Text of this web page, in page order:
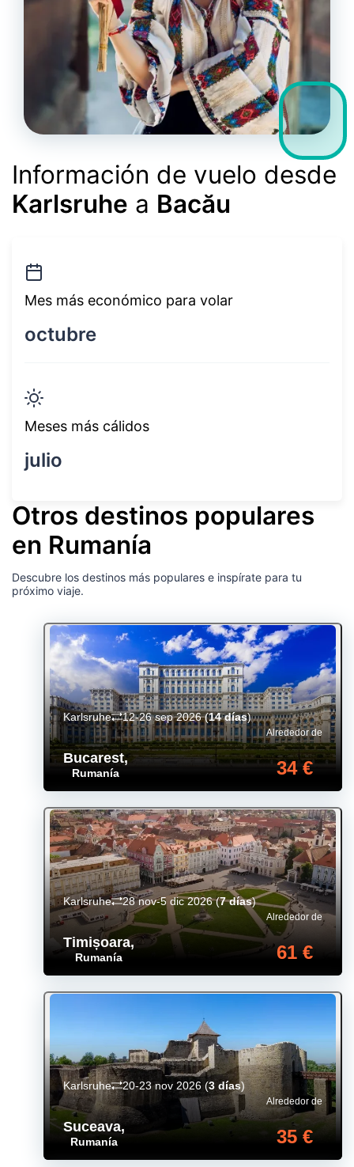
Información de vuelo desde
Karlsruhe a Bacău
Mes más económico para volar
octubre
Meses más cálidos
julio
Otros destinos populares
en Rumanía
Descubre los destinos más populares e inspírate para tu
próximo viaje.
Bucarest,
Rumanía
Alrededor de
34 €
Karlsruhe 12-26 sep 2026(14 días)
Timișoara,
Rumanía
Alrededor de
61 €
Karlsruhe 28 nov-5 dic 2026(7 días)
Suceava,
Rumanía
Alrededor de
35 €
Karlsruhe 20-23 nov 2026 (3 días)